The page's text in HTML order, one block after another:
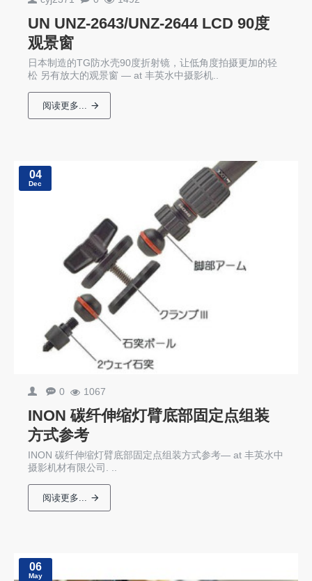
UN UNZ-2643/UNZ-2644 LCD 90度
观景窗
日本制造的TG防水壳90度折射镜，让低角度拍摄更加的轻
松 另有放大的观景窗 — at 丰英水中摄影机..
阅读更多...
04
Dec
0 1067
INON 碳纤伸缩灯臂底部固定点组装
方式参考
INON 碳纤伸缩灯臂底部固定点组装方式参考— at 丰英水中
摄影机材有限公司. ..
阅读更多...
06
May